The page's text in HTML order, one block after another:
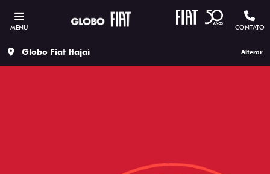
MENU CONTATO
Globo Fiat Itajaí Alterar